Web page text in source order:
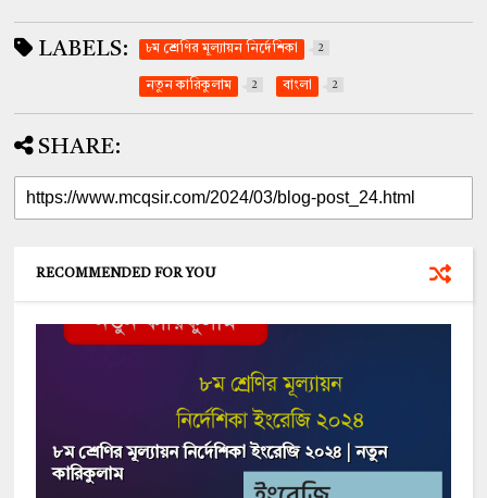
LABELS: ৮ম শ্রেণির মূল্যায়ন নির্দেশিকা 2
নতুন কারিকুলাম 2 বাংলা 2
SHARE:
RECOMMENDED FOR YOU
৮ম শ্রেণির মূল্যায়ন নির্দেশিকা ইংরেজি ২০২৪ | নতুন
কারিকুলাম